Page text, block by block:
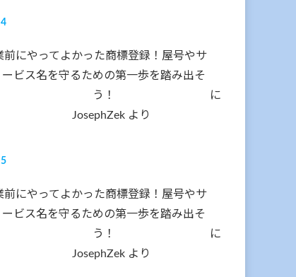
前にやってよかった商標登録！屋号やサ
ービス名を守るための第一歩を踏み出そ
う！
に
JosephZekより
前にやってよかった商標登録！屋号やサ
ービス名を守るための第一歩を踏み出そ
う！
に
JosephZekより